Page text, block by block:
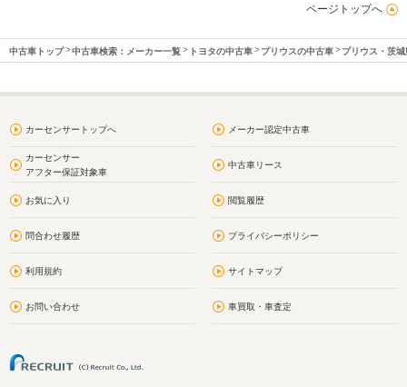
ページトップへ
中古車トップ 中古車検索：メーカー一覧 トヨタの中古車 プリウスの中古車 プリウス・茨
カーセンサートップへ メーカー認定中古車
カーセンサー
アフター保証対象車
中古車リース
お気に入り 閲覧履歴
問合わせ履歴 プライバシーポリシー
利用規約 サイトマップ
お問い合わせ 車買取・車査定